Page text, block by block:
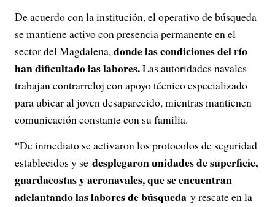
De acuerdo con la institución, el operativo de búsqueda
se mantiene activo con presencia permanente en el
sector del Magdalena,donde las condiciones del río
han dificultado las labores.Las autoridades navales
trabajan contrarreloj con apoyo técnico especializado
para ubicar al joven desaparecido, mientras mantienen
comunicación constante con su familia.
“De inmediato se activaron los protocolos de seguridad
establecidos y se desplegaron unidades de superficie,
guardacostas y aeronavales, que se encuentran
adelantando las labores de búsqueda y rescate en la